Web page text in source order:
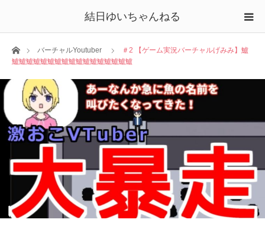
結日ゆいちゃんねる
ホームバーチャルYoutuber
＃2 【ゲーム実況バーチャルげみみ】鱸
鱸鱸鱸鱸鱸鱸鱸鱸鱸鱸鱸鱸鱸鱸鱸鱸鱸